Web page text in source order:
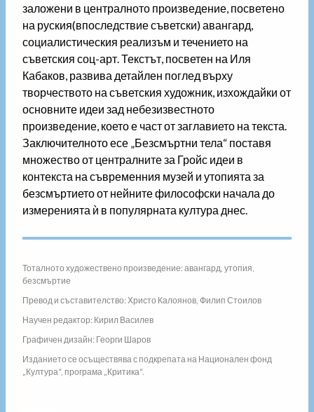
заложени в централното произведение, посветено
на руския(впоследствие съветски) авангард,
социалистическия реализъм и течението на
съветския соц-арт. Текстът, посветен на Иля
Кабаков, развива детайлен поглед върху
творчеството на съветския художник, изхождайки от
основните идеи зад небезизвестното
произведение, което е част от заглавието на текста.
Заключителното есе „Безсмъртни тела“ поставя
множество от централните за Гройс идеи в
контекста на съвременния музей и утопията за
безсмъртието от нейните философски начала до
измеренията ѝ в популярната култура днес.
Тоталното художествено произведение: авангард, утопия,
безсмъртие
Превод и съставителство: Христо Калоянов, Филип Стоилов
Научен редактор: Кирил Василев
Графичен дизайн: Георги Шаров
Изданието се осъществява с подкрепата на Национален фонд
„Култура“, програма „Критика“.